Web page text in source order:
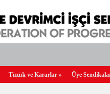
Tüzük ve Kararlar » Üye